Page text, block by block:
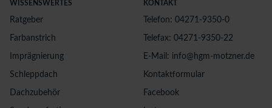
WISSENSWERTES
Ratgeber
Farbanstrich
Imprägnierung
Schleppdach
Dachzubehör
KONTAKT
Telefon: 04271-9350-0
Telefax: 04271-9350-22
E-Mail: info@hgm-motzner.de
Kontaktformular
Facebook